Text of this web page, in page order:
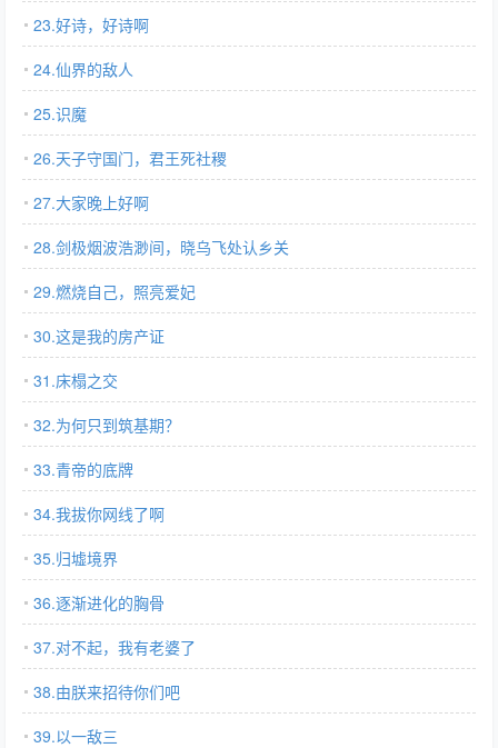
23.好诗，好诗啊
24.仙界的敌人
25.识魔
26.天子守国门，君王死社稷
27.大家晚上好啊
28.剑极烟波浩渺间，晓乌飞处认乡关
29.燃烧自己，照亮爱妃
30.这是我的房产证
31.床榻之交
32.为何只到筑基期？
33.青帝的底牌
34.我拔你网线了啊
35.归墟境界
36.逐渐进化的胸骨
37.对不起，我有老婆了
38.由朕来招待你们吧
39.以一敌三